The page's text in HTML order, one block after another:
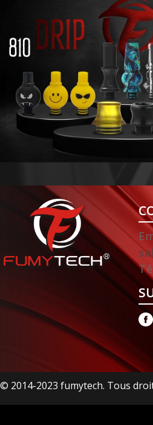
© 2014-2023 fumytech. Tous